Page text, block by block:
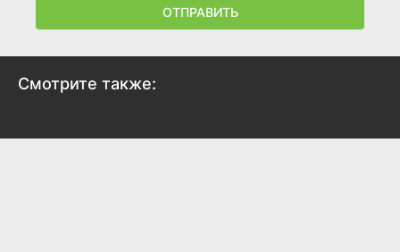
ОТПРАВИТЬ
Смотрите также: